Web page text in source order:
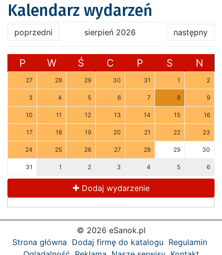
Kalendarz wydarzeń
poprzedni sierpień 2026 następny
P W Ś C P S N
27 28 29 30 31 1 2
3 4 5 6 7 8 9
10 11 12 13 14 15 16
17 18 19 20 21 22 23
24 25 26 27 28 29 30
31 1 2 3 4 5 6
Dodaj wydarzenie
© 2026 eSanok.pl
Strona główna Dodaj firmę do katalogu Regulamin